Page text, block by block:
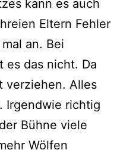
kann es auch
Eltern Fehler
an. Bei
es das nicht. Da
verziehen. Alles
Irgendwie richtig
Bühne viele
Wölfen